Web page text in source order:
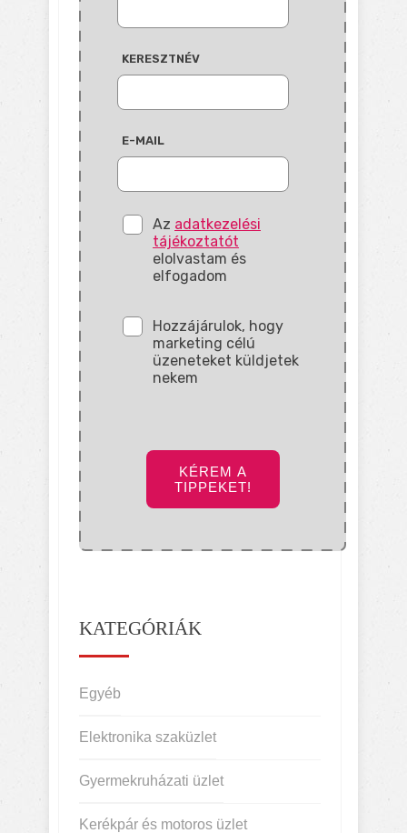
KERESZTNÉV
E-MAIL
Az adatkezelési
tájékoztatót
elolvastam és
elfogadom
Hozzájárulok, hogy
marketing célú
üzeneteket küldjetek
nekem
KÉREM A
TIPPEKET!
KATEGÓRIÁK
Egyéb
Elektronika szaküzlet
Gyermekruházati üzlet
Kerékpár és motoros üzlet